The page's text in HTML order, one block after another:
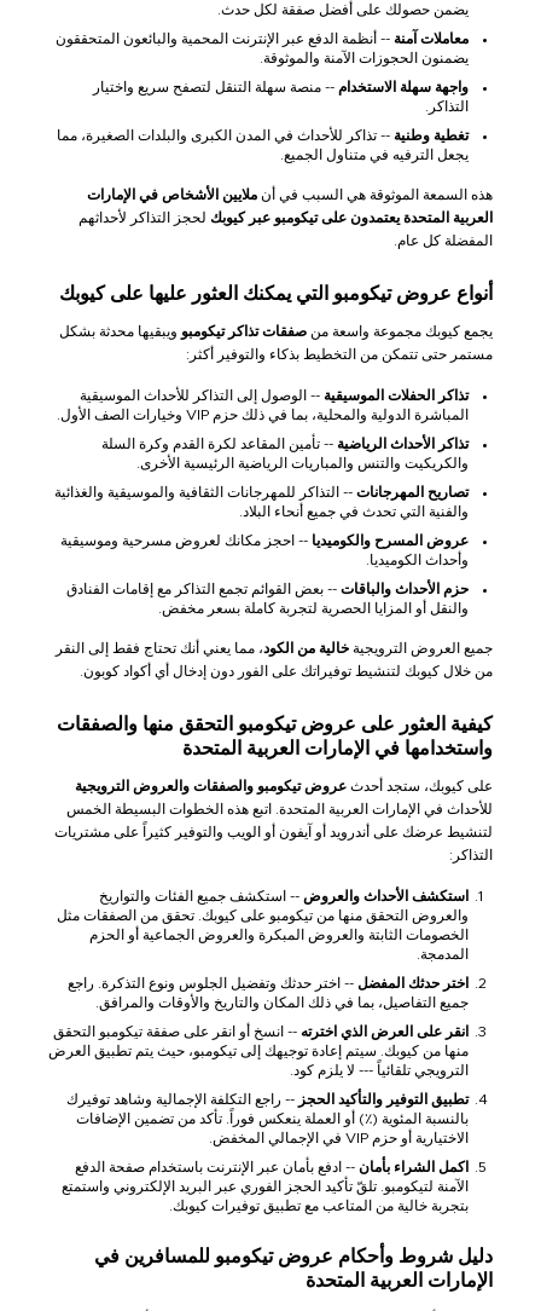
يضمن حصولك على أفضل صفقة لكل حدث.
معاملات آمنة -- أنظمة الدفع عبر الإنترنت المحمية والبائعون المتحققون
يضمنون الحجوزات الآمنة والموثوقة.
واجهة سهلة الاستخدام -- منصة سهلة التنقل لتصفح سريع واختيار
التذاكر.
تغطية وطنية -- تذاكر للأحداث في المدن الكبرى والبلدات الصغيرة، مما
يجعل الترفيه في متناول الجميع.
هذه السمعة الموثوقة هي السبب في أن ملايين الأشخاص في الإمارات
العربية المتحدة يعتمدون على تيكومبو عبر كيوبك لحجز التذاكر لأحداثهم
المفضلة كل عام.
أنواع عروض تيكومبو التي يمكنك العثور عليها على كيوبك
يجمع كيوبك مجموعة واسعة من صفقات تذاكر تيكومبو ويبقيها محدثة بشكل
مستمر حتى تتمكن من التخطيط بذكاء والتوفير أكثر:
تذاكر الحفلات الموسيقية -- الوصول إلى التذاكر للأحداث الموسيقية
المباشرة الدولية والمحلية، بما في ذلك حزم VIP وخيارات الصف الأول.
تذاكر الأحداث الرياضية -- تأمين المقاعد لكرة القدم وكرة السلة
والكريكيت والتنس والمباريات الرياضية الرئيسية الأخرى.
تصاريح المهرجانات -- التذاكر للمهرجانات الثقافية والموسيقية والغذائية
والفنية التي تحدث في جميع أنحاء البلاد.
عروض المسرح والكوميديا -- احجز مكانك لعروض مسرحية وموسيقية
وأحداث الكوميديا.
حزم الأحداث والباقات -- بعض القوائم تجمع التذاكر مع إقامات الفنادق
والنقل أو المزايا الحصرية لتجربة كاملة بسعر مخفض.
جميع العروض الترويجية خالية من الكود، مما يعني أنك تحتاج فقط إلى النقر
من خلال كيوبك لتنشيط توفيراتك على الفور دون إدخال أي أكواد كوبون.
كيفية العثور على عروض تيكومبو التحقق منها والصفقات
واستخدامها في الإمارات العربية المتحدة
على كيوبك، ستجد أحدث عروض تيكومبو والصفقات والعروض الترويجية
للأحداث في الإمارات العربية المتحدة. اتبع هذه الخطوات البسيطة الخمس
لتنشيط عرضك على أندرويد أو آيفون أو الويب والتوفير كثيراً على مشتريات
التذاكر:
استكشف الأحداث والعروض -- استكشف جميع الفئات والتواريخ
والعروض التحقق منها من تيكومبو على كيوبك. تحقق من الصفقات مثل
الخصومات الثابتة والعروض المبكرة والعروض الجماعية أو الحزم
المدمجة.
اختر حدثك المفضل -- اختر حدثك وتفضيل الجلوس ونوع التذكرة. راجع
جميع التفاصيل، بما في ذلك المكان والتاريخ والأوقات والمرافق.
انقر على العرض الذي اخترته -- انسخ أو انقر على صفقة تيكومبو التحقق
منها من كيوبك. سيتم إعادة توجيهك إلى تيكومبو، حيث يتم تطبيق العرض
الترويجي تلقائياً --- لا يلزم كود.
تطبيق التوفير والتأكيد الحجز -- راجع التكلفة الإجمالية وشاهد توفيرك
بالنسبة المئوية (٪) أو العملة ينعكس فوراً. تأكد من تضمين الإضافات
الاختيارية أو حزم VIP في الإجمالي المخفض.
اكمل الشراء بأمان -- ادفع بأمان عبر الإنترنت باستخدام صفحة الدفع
الآمنة لتيكومبو. تلقّ تأكيد الحجز الفوري عبر البريد الإلكتروني واستمتع
بتجربة خالية من المتاعب مع تطبيق توفيرات كيوبك.
دليل شروط وأحكام عروض تيكومبو للمسافرين في
الإمارات العربية المتحدة